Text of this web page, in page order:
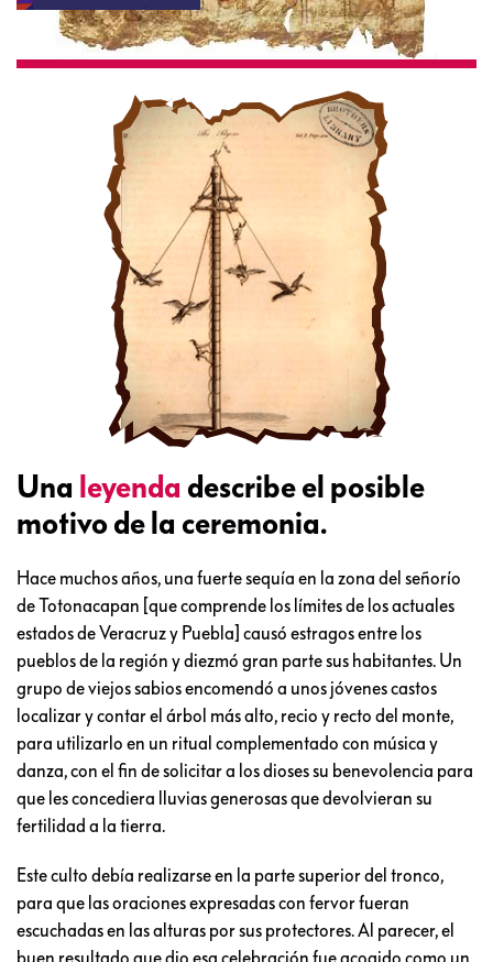
Una leyenda describe el posible
motivo de la ceremonia.
Hace muchos años, una fuerte sequía en la zona del señorío
de Totonacapan [que comprende los límites de los actuales
estados de Veracruz y Puebla] causó estragos entre los
pueblos de la región y diezmó gran parte sus habitantes. Un
grupo de viejos sabios encomendó a unos jóvenes castos
localizar y contar el árbol más alto, recio y recto del monte,
para utilizarlo en un ritual complementado con música y
danza, con el fin de solicitar a los dioses su benevolencia para
que les concediera lluvias generosas que devolvieran su
fertilidad a la tierra.
Este culto debía realizarse en la parte superior del tronco,
para que las oraciones expresadas con fervor fueran
escuchadas en las alturas por sus protectores. Al parecer, el
buen resultado que dio esa celebración fue acogido como un